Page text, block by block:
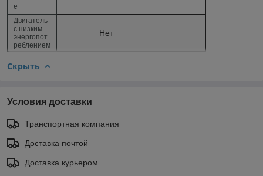
е
Двигатель
с низким
энергопот
реблением
Нет
Скрыть
Условия доставки
Транспортная компания
Доставка почтой
Доставка курьером